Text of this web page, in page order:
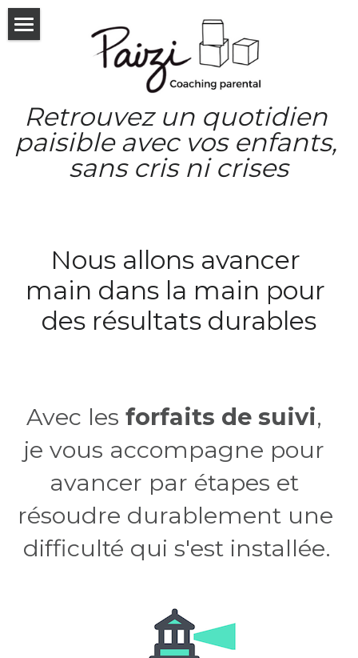
Retrouvez un quotidien
paisible avec vos enfants,
sans cris ni crises
Consultations & forfaits
Les consultations
Les forfaits
Qui suis-je
Le livre
Entreprises & Pro
Les ateliers
Nous allons avancer
main dans la main pour
des résultats durables
Avec les forfaits de suivi,
je vous accompagne pour
avancer par étapes et
résoudre durablement une
difficulté qui s'est installée.
LES CATÉGORIES DE LA BOUTIQUE